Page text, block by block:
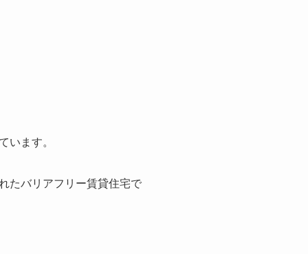
います。
たバリアフリー賃貸住宅で